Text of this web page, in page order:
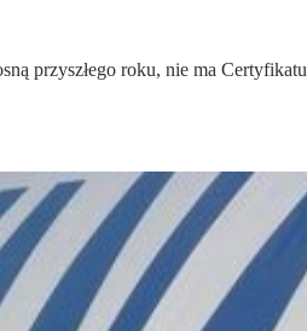
przyszłego roku, nie ma